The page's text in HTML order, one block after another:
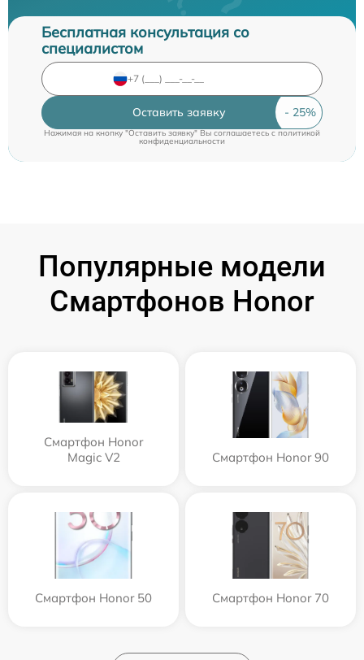
Бесплатная консультация со
специалистом
Оставить заявку
Нажимая на кнопку "Оставить заявку" Вы соглашаетесь cполитикой
конфиденциальности
Популярные модели
Смартфонов Honor
Смартфон Honor
Magic V2
Смартфон Honor 90
Смартфон Honor 50 Смартфон Honor 70